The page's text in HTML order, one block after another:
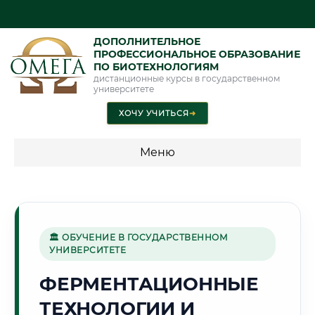
ДОПОЛНИТЕЛЬНОЕ
ПРОФЕССИОНАЛЬНОЕ ОБРАЗОВАНИЕ
ПО БИОТЕХНОЛОГИЯМ
дистанционные курсы в государственном
университете
ХОЧУ УЧИТЬСЯ➜
Меню
🏰
Г. ВЕЛИКИЙ НОВГОРОД
🏛 ОБУЧЕНИЕ В ГОСУДАРСТВЕННОМ
УНИВЕРСИТЕТЕ
ФЕРМЕНТАЦИОННЫЕ
ТЕХНОЛОГИИ И